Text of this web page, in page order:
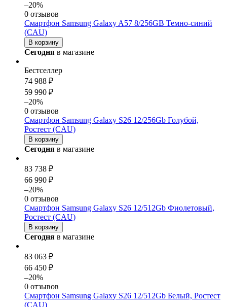
–20%
0 отзывов
Смартфон Samsung Galaxy A57 8/256GB Темно-синий
(CAU)
В корзину
Сегодня в магазине
Бестселлер
74 988 ₽
59 990 ₽
–20%
0 отзывов
Смартфон Samsung Galaxy S26 12/256Gb Голубой,
Ростест (CAU)
В корзину
Сегодня в магазине
83 738 ₽
66 990 ₽
–20%
0 отзывов
Смартфон Samsung Galaxy S26 12/512Gb Фиолетовый,
Ростест (CAU)
В корзину
Сегодня в магазине
83 063 ₽
66 450 ₽
–20%
0 отзывов
Смартфон Samsung Galaxy S26 12/512Gb Белый, Ростест
(CAU)